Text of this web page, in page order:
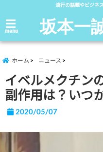
流行の話題やビジネ
menu 坂本一
ホーム ニュース
イベルメクチン
副作用は？いつ
2020/05/07